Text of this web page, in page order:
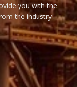
you with the
the industry